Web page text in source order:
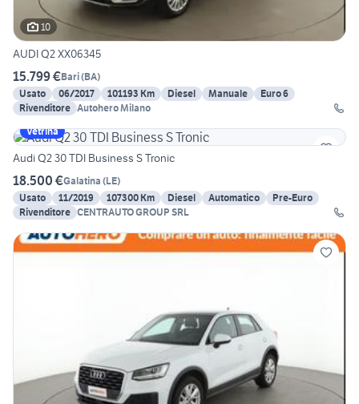
10
AUDI Q2 XX06345
15.799 €Bari(BA)
Usato
06/2017 101193 Km Diesel Manuale
Euro 6
Rivenditore Autohero Milano
Vetrina
Audi Q2 30 TDI Business S Tronic
18.500 €Galatina (LE)
Usato
11/2019 107300 Km Diesel Automatico
Pre-Euro
Rivenditore CENTRAUTO GROUP SRL